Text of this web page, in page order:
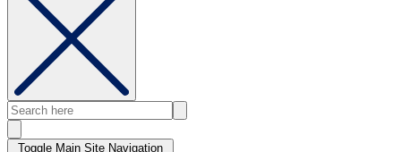
Toggle Main Site Navigation